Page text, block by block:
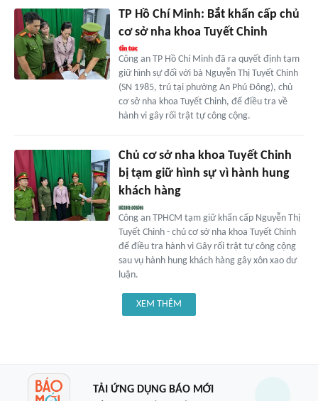
TP Hồ Chí Minh: Bắt khẩn cấp chủ
cơ sở nha khoa Tuyết Chinh
Công an TP Hồ Chí Minh đã ra quyết định tạm
giữ hình sự đối với bà Nguyễn Thị Tuyết Chinh
(SN 1985, trú tại phường An Phú Đông), chủ
cơ sở nha khoa Tuyết Chinh, để điều tra về
hành vi gây rối trật tự công cộng.
Chủ cơ sở nha khoa Tuyết Chinh
bị tạm giữ hình sự vì hành hung
khách hàng
Công an TPHCM tạm giữ khẩn cấp Nguyễn Thị
Tuyết Chinh - chủ cơ sở nha khoa Tuyết Chinh
để điều tra hành vi Gây rối trật tự công cộng
sau vụ hành hung khách hàng gây xôn xao dư
luận.
XEM THÊM
TẢI ỨNG DỤNG BÁO MỚI